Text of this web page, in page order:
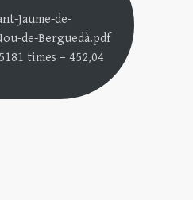
Jaume-de-
de-Berguedà.pdf
times – 452,04